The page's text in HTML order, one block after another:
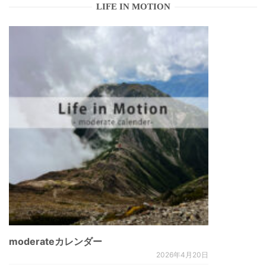
LIFE IN MOTION
moderateカレンダー
2026年4月20日